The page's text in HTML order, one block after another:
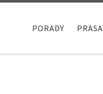
PORADY PRASA